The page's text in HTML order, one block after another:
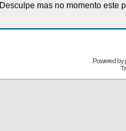
Desculpe mas no momento este
Powered by